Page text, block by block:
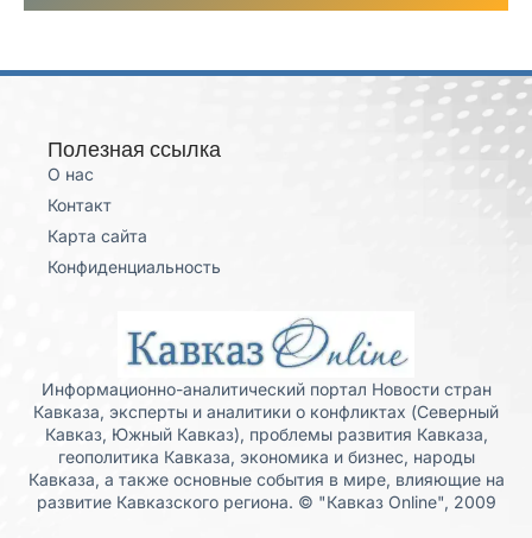
Полезная ссылка
О нас
Контакт
Карта сайта
Конфиденциальность
Информационно-аналитический портал Новости стран
Кавказа, эксперты и аналитики о конфликтах (Северный
Кавказ, Южный Кавказ), проблемы развития Кавказа,
геополитика Кавказа, экономика и бизнес, народы
Кавказа, а также основные события в мире, влияющие на
развитие Кавказского региона. © "Кавказ Online", 2009